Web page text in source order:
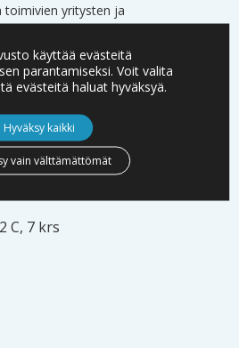
toimivien yritysten ja
yritysten omistajia,
C, 7 krs
käyttää evästeitä
parantamiseksi. Voit valita
evästeitä haluat hyväksyä.
Hyväksy kaikki
vain välttämättömät